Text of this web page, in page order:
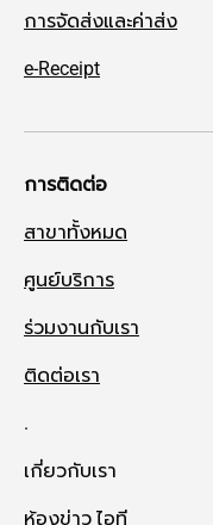
การจัดส่งและค่าส่ง
e-Receipt
การติดต่อ
สาขาทั้งหมด
ศูนย์บริการ
ร่วมงานกับเรา
ติดต่อเรา
.
เกี่ยวกับเรา
ห้องข่าว ไอที